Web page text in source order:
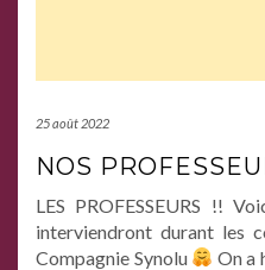
25 août 2022
NOS
LES PROFESSEURS !!
interviendront durant les
Compagnie Synolu
On a